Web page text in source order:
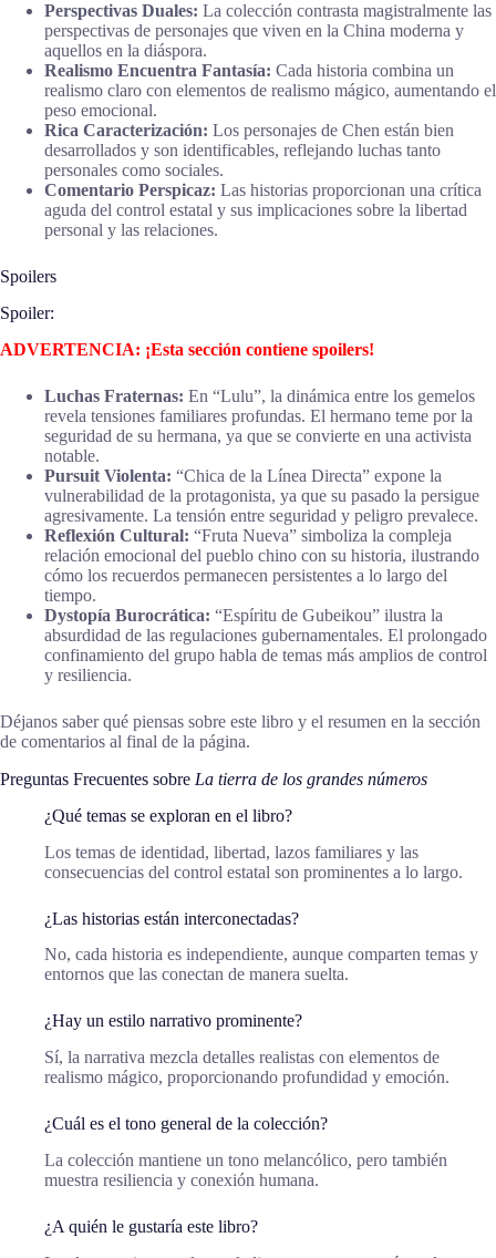
Perspectivas Duales: La colección contrasta magistralmente las
perspectivas de personajes que viven en la China moderna y
aquellos en la diáspora.
Realismo Encuentra Fantasía: Cada historia combina un
realismo claro con elementos de realismo mágico, aumentando el
peso emocional.
Rica Caracterización: Los personajes de Chen están bien
desarrollados y son identificables, reflejando luchas tanto
personales como sociales.
Comentario Perspicaz: Las historias proporcionan una crítica
aguda del control estatal y sus implicaciones sobre la libertad
personal y las relaciones.
Spoilers
Spoiler:
ADVERTENCIA: ¡Esta sección contiene spoilers!
Luchas Fraternas: En “Lulu”, la dinámica entre los gemelos
revela tensiones familiares profundas. El hermano teme por la
seguridad de su hermana, ya que se convierte en una activista
notable.
Pursuit Violenta: “Chica de la Línea Directa” expone la
vulnerabilidad de la protagonista, ya que su pasado la persigue
agresivamente. La tensión entre seguridad y peligro prevalece.
Reflexión Cultural: “Fruta Nueva” simboliza la compleja
relación emocional del pueblo chino con su historia, ilustrando
cómo los recuerdos permanecen persistentes a lo largo del
tiempo.
Dystopía Burocrática: “Espíritu de Gubeikou” ilustra la
absurdidad de las regulaciones gubernamentales. El prolongado
confinamiento del grupo habla de temas más amplios de control
y resiliencia.
Déjanos saber qué piensas sobre este libro y el resumen en la sección
de comentarios al final de la página.
Preguntas Frecuentes sobre La tierra de los grandes números
¿Qué temas se exploran en el libro?
Los temas de identidad, libertad, lazos familiares y las
consecuencias del control estatal son prominentes a lo largo.
¿Las historias están interconectadas?
No, cada historia es independiente, aunque comparten temas y
entornos que las conectan de manera suelta.
¿Hay un estilo narrativo prominente?
Sí, la narrativa mezcla detalles realistas con elementos de
realismo mágico, proporcionando profundidad y emoción.
¿Cuál es el tono general de la colección?
La colección mantiene un tono melancólico, pero también
muestra resiliencia y conexión humana.
¿A quién le gustaría este libro?